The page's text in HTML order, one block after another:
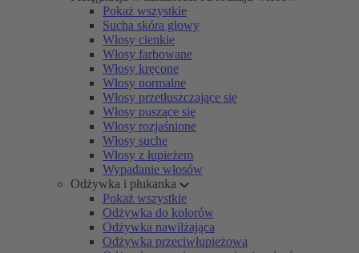
Pokaż wszystkie
Sucha skóra głowy
Włosy cienkie
Włosy farbowane
Włosy kręcone
Włosy normalne
Włosy przetłuszczające się
Włosy puszące się
Włosy rozjaśnione
Włosy suche
Włosy z łupieżem
Wypadanie włosów
Odżywka i płukanka
Pokaż wszystkie
Odżywka do kolorów
Odżywka nawilżająca
Odżywka przeciwłupieżowa